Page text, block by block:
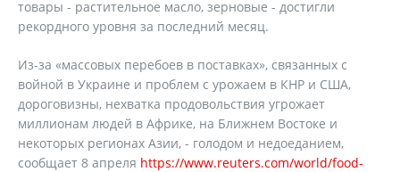
товары - растительное масло, зерновые - достигли
рекордного уровня за последний месяц.
Из-за «массовых перебоев в поставках», связанных с
войной в Украине и проблем с урожаем в КНР и США,
дороговизны, нехватка продовольствия угрожает
миллионам людей в Африке, на Ближнем Востоке и
некоторых регионах Азии, - голодом и недоеданием,
сообщает 8 апреля https://www.reuters.com/world/food-